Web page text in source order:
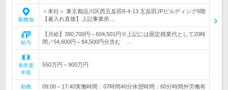
勤務地
＜本社＞ 東京都品川区西五反田8-4-13 五反田JPビルディング6階
【雇入れ直後】上記事業所…
給与
【月給】390,700円～604,501円※上記には固定残業代として20時
間／54,600円～84,500円分含む …
初年度
年収
550万円～900万円
勤務
09:00～17:40実働時間：07時間40分休憩時間：60分時間外労働有